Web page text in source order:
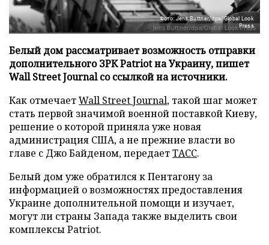
Фото: Jens Buttner/dpa/Global Look
Press
Белый дом рассматривает возможность отправки
дополнительного ЗРК Patriot на Украину, пишет
Wall Street Journal со ссылкой на источники.
Как отмечаетWall Street Journal, такой шаг может
стать первой значимой военной поставкой Киеву,
решение о которой приняла уже новая
администрация США, а не прежние власти во
главе с Джо Байденом, передаетТАСС.
Белый дом уже обратился к Пентагону за
информацией о возможностях предоставления
Украине дополнительной помощи и изучает,
могут ли страны Запада также выделить свои
комплексы Patriot.